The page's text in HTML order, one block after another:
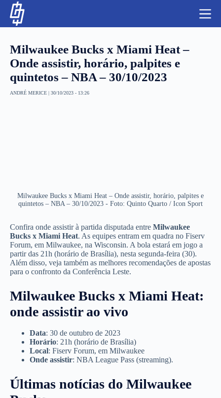
Milwaukee Bucks x Miami Heat –
Onde assistir, horário, palpites e
quintetos – NBA – 30/10/2023
ANDRÉ MERICE | 30/10/2023 - 13:26
Milwaukee Bucks x Miami Heat – Onde assistir, horário, palpites e
quintetos – NBA – 30/10/2023 - Foto: Quinto Quarto / Icon Sport
Confira onde assistir à partida disputada entre Milwaukee
Bucks x Miami Heat. As equipes entram em quadra no Fiserv
Forum, em Milwaukee, na Wisconsin. A bola estará em jogo a
partir das 21h (horário de Brasília), nesta segunda-feira (30).
Além disso, veja também as melhores recomendações de apostas
para o confronto da Conferência Leste.
Milwaukee Bucks x Miami Heat:
onde assistir ao vivo
Data: 30 de outubro de 2023
Horário: 21h (horário de Brasília)
Local: Fiserv Forum, em Milwaukee
Onde assistir: NBA League Pass (streaming).
Últimas notícias do Milwaukee